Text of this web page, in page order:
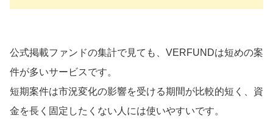
公式掲載ファンドの集計で見ても、VERFUNDは短めの案
件が多いサービスです。
短期案件は市況変化の影響を受ける期間が比較的短く、資
金を長く固定したくない人には使いやすいです。